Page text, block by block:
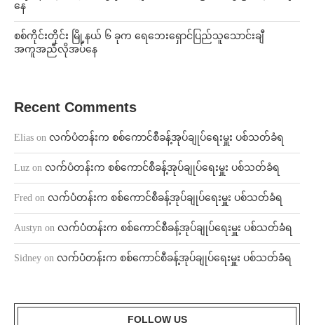
နေ
စစ်ကိုင်းတိုင်း မြို့နယ် ၆ ခုက ရေဘေးရှောင်ပြည်သူသောင်းချီ
အကူအညီလိုအပ်နေ
Recent Comments
Elias on လက်ပံတန်းက စစ်ကောင်စီခန့်အုပ်ချုပ်ရေးမှူး ပစ်သတ်ခံရ
Luz on လက်ပံတန်းက စစ်ကောင်စီခန့်အုပ်ချုပ်ရေးမှူး ပစ်သတ်ခံရ
Fred on လက်ပံတန်းက စစ်ကောင်စီခန့်အုပ်ချုပ်ရေးမှူး ပစ်သတ်ခံရ
Austyn on လက်ပံတန်းက စစ်ကောင်စီခန့်အုပ်ချုပ်ရေးမှူး ပစ်သတ်ခံရ
Sidney on လက်ပံတန်းက စစ်ကောင်စီခန့်အုပ်ချုပ်ရေးမှူး ပစ်သတ်ခံရ
FOLLOW US